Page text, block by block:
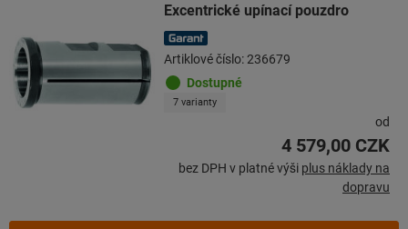
Excentrické upínací pouzdro
Artiklové číslo: 236679
Dostupné
7 varianty
od
4 579,00 CZK
bez DPH v platné výši plus náklady na
dopravu